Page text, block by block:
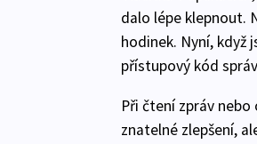
dalo lépe klepnout.
hodinek. Nyní, když
přístupový kód
Při čtení zpráv
znatelné zlepšení,